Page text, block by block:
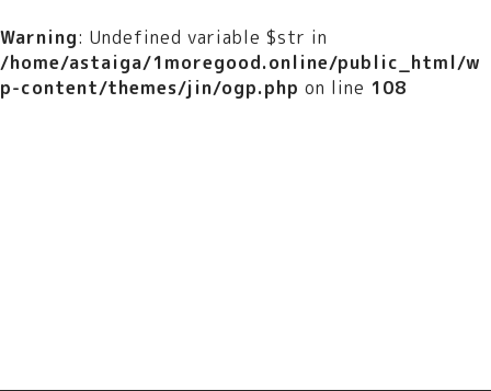
Warning: Undefined variable $str in
/home/astaiga/1moregood.online/public_html/w
p-content/themes/jin/ogp.php on line 108